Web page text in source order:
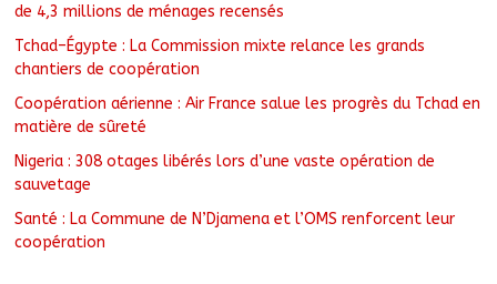
de 4,3 millions de ménages recensés
Tchad–Égypte : La Commission mixte relance les grands
chantiers de coopération
Coopération aérienne : Air France salue les progrès du Tchad en
matière de sûreté
Nigeria : 308 otages libérés lors d’une vaste opération de
sauvetage
Santé : La Commune de N’Djamena et l’OMS renforcent leur
coopération